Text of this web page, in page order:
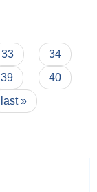
33
34
39
40
last »